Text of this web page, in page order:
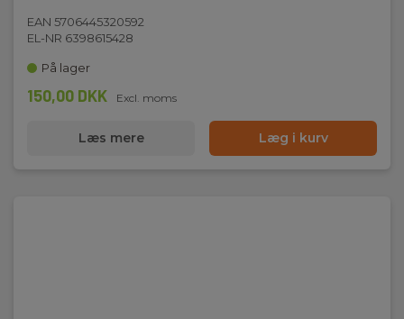
EAN 5706445320592
EL-NR 6398615428
På lager
150,00 DKK Excl. moms
Læs mere Læg i kurv